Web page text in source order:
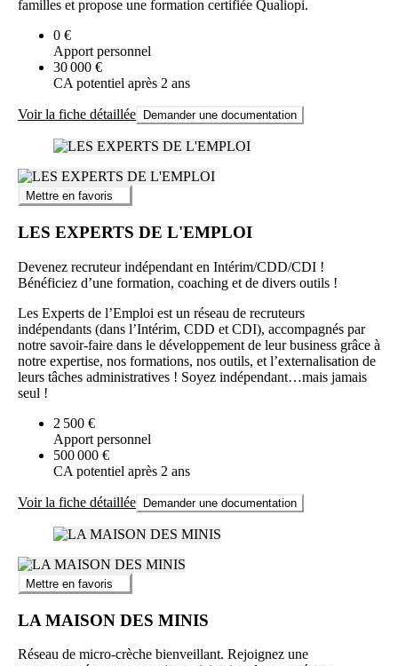
familles et propose une formation certifiée Qualiopi.
0 €
Apport personnel
30 000 €
CA potentiel après 2 ans
Voir la fiche détaillée Demander une documentation
Mettre en favoris
LES EXPERTS DE L'EMPLOI
Devenez recruteur indépendant en Intérim/CDD/CDI !
Bénéficiez d’une formation, coaching et de divers outils !
Les Experts de l’Emploi est un réseau de recruteurs
indépendants (dans l’Intérim, CDD et CDI), accompagnés par
notre savoir-faire dans le développement de leur business grâce à
notre expertise, nos formations, nos outils, et l’externalisation de
leurs tâches administratives ! Soyez indépendant…mais jamais
seul !
2 500 €
Apport personnel
500 000 €
CA potentiel après 2 ans
Voir la fiche détaillée Demander une documentation
Mettre en favoris
LA MAISON DES MINIS
Réseau de micro-crèche bienveillant. Rejoignez une